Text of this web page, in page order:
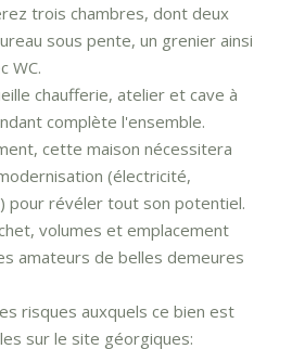
trois chambres, dont deux
sous pente, un grenier ainsi
WC.
chaufferie, atelier et cave à
complète l'ensemble.
cette maison nécessitera
(électricité,
pour révéler tout son potentiel.
volumes et emplacement
amateurs de belles demeures
risques auxquels ce bien est
sur le site géorgiques: